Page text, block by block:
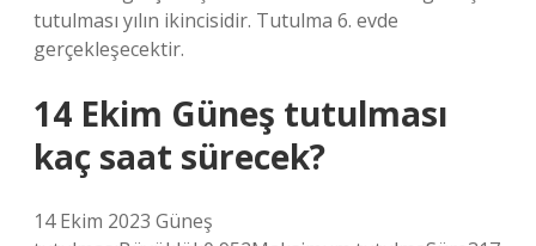
tutulması yılın ikincisidir. Tutulma 6. evde
gerçekleşecektir.
14 Ekim Güneş tutulması
kaç saat sürecek?
14 Ekim 2023 Güneş